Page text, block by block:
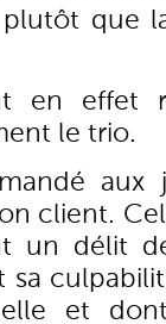
que
en effet
le trio.
aux
client.
un délit
et